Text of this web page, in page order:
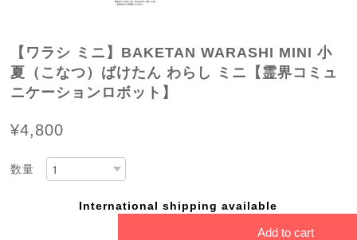
【ワラシ ミニ】BAKETAN WARASHI MINI 小
夏（こなつ）ばけたん わらし ミニ【霊界コミュ
ニケーションロボット】
¥4,800
数量
International shipping available
Add to cart